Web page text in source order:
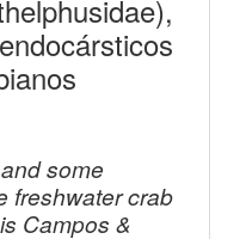
some
freshwater crab
Campos &